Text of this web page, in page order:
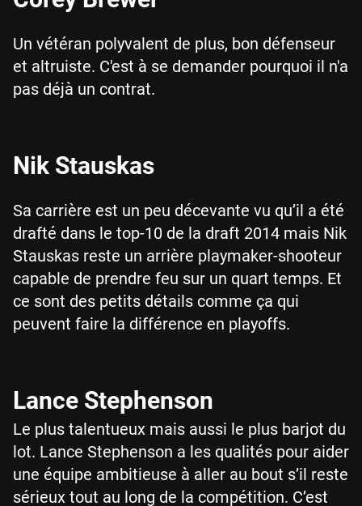
Un vétéran polyvalent de plus, bon défenseur
et altruiste. C'est à se demander pourquoi il n'a
pas déjà un contrat.
Nik Stauskas
Sa carrière est un peu décevante vu qu’il a été
drafté dans le top-10 de la draft 2014 mais Nik
Stauskas reste un arrière playmaker-shooteur
capable de prendre feu sur un quart temps. Et
ce sont des petits détails comme ça qui
peuvent faire la différence en playoffs.
Lance Stephenson
Le plus talentueux mais aussi le plus barjot du
lot. Lance Stephenson a les qualités pour aider
une équipe ambitieuse à aller au bout s’il reste
sérieux tout au long de la compétition. C’est